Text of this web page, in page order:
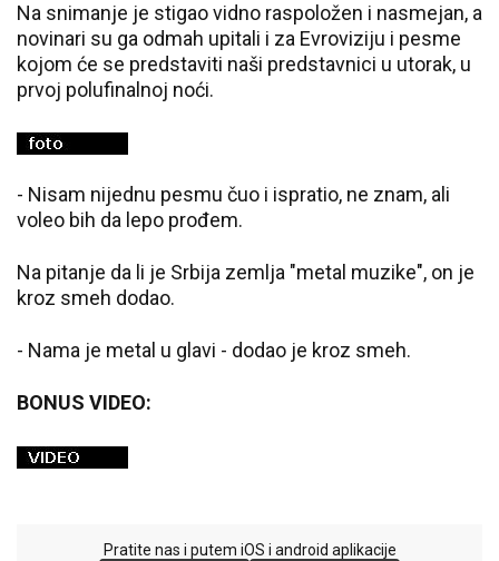
Na snimanje je stigao vidno raspoložen i nasmejan, a
novinari su ga odmah upitali i za Evroviziju i pesme
kojom će se predstaviti naši predstavnici u utorak, u
prvoj polufinalnoj noći.
- Nisam nijednu pesmu čuo i ispratio, ne znam, ali
voleo bih da lepo prođem.
Na pitanje da li je Srbija zemlja "metal muzike", on je
kroz smeh dodao.
- Nama je metal u glavi - dodao je kroz smeh.
BONUS VIDEO:
Pratite nas i putem iOS i android aplikacije